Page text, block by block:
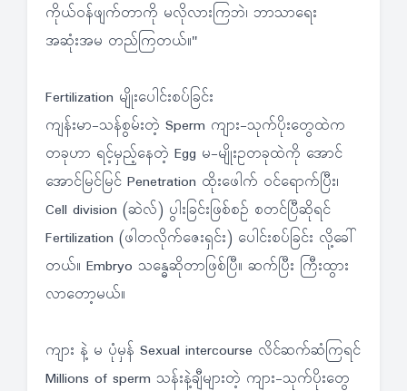
ကိုယ်ဝန်ဖျက်တာကို မလိုလားကြဘဲ၊ ဘာသာရေး
အဆုံးအမ တည်ကြတယ်။"
Fertilization မျိုးပေါင်းစပ်ခြင်း
ကျန်းမာ-သန်စွမ်းတဲ့ Sperm ကျား-သုက်ပိုးတွေထဲက
တခုဟာ ရင့်မှည့်နေတဲ့ Egg မ-မျိုးဥတခုထဲကို အောင်
အောင်မြင်မြင် Penetration ထိုးဖေါက် ဝင်ရောက်ပြီး၊
Cell division (ဆဲလ်) ပွါးခြင်းဖြစ်စဉ် စတင်ပြီဆိုရင်
Fertilization (ဖါတလိုက်ဇေးရှင်း) ပေါင်းစပ်ခြင်း လို့ခေါ်
တယ်။ Embryo သန္ဓေဆိုတာဖြစ်ပြီ။ ဆက်ပြီး ကြီးထွား
လာတော့မယ်။
ကျား နဲ့ မ ပုံမှန် Sexual intercourse လိင်ဆက်ဆံကြရင်
Millions of sperm သန်းနဲ့ချီများတဲ့ ကျား-သုက်ပိုးတွေ